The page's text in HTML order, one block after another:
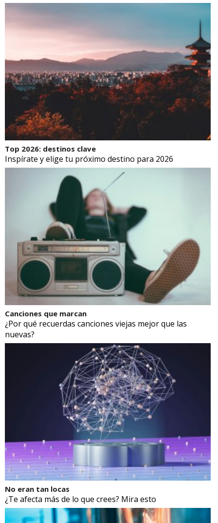
Top 2026: destinos clave
Inspírate y elige tu próximo destino para 2026
Canciones que marcan
¿Por qué recuerdas canciones viejas mejor que las
nuevas?
No eran tan locas
¿Te afecta más de lo que crees? Mira esto